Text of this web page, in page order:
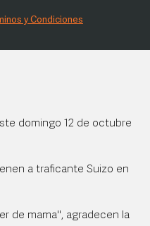
y Condiciones
domingo 12 de octubre
a traficante Suizo en
de mama", agradecen la